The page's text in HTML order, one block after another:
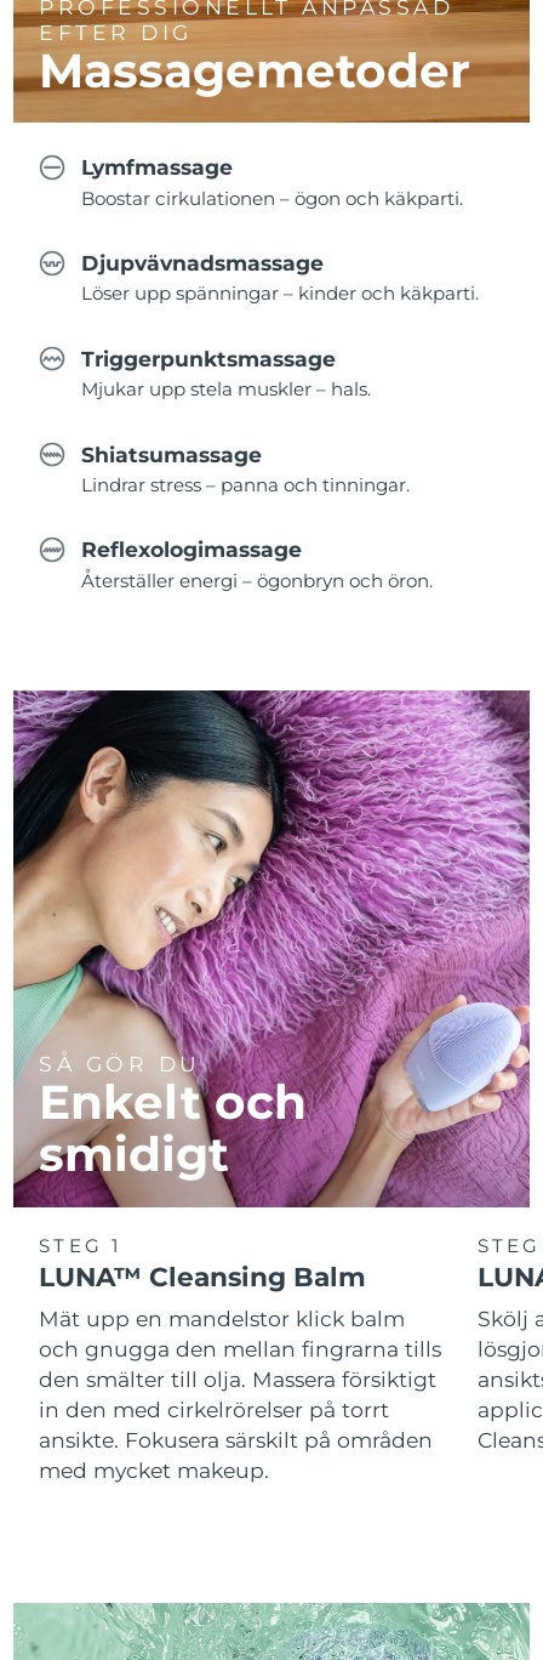
PROFESSIONELLT ANPASSAD
EFTER DIG
Massagemetoder
Lymfmassage
Boostar cirkulationen – ögon och käkparti.
Djupvävnadsmassage
Löser upp spänningar – kinder och käkparti.
Triggerpunktsmassage
Mjukar upp stela muskler – hals.
Shiatsumassage
Lindrar stress – panna och tinningar.
Reflexologimassage
Återställer energi – ögonbryn och öron.
SÅ GÖR DU
Enkelt och
smidigt
STEG 1
LUNA™ Cleansing Balm
Mät upp en mandelstor klick balm
och gnugga den mellan fingrarna tills
den smälter till olja. Massera försiktigt
in den med cirkelrörelser på torrt
ansikte. Fokusera särskilt på områden
med mycket makeup.
Skölj